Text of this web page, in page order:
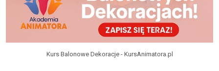
Kurs Balonowe Dekoracje - KursAnimatora.pl